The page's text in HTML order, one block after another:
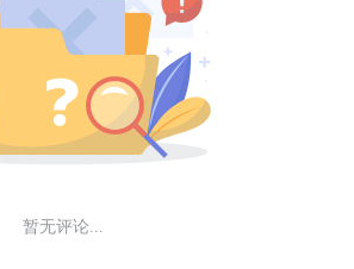
暂无评论...